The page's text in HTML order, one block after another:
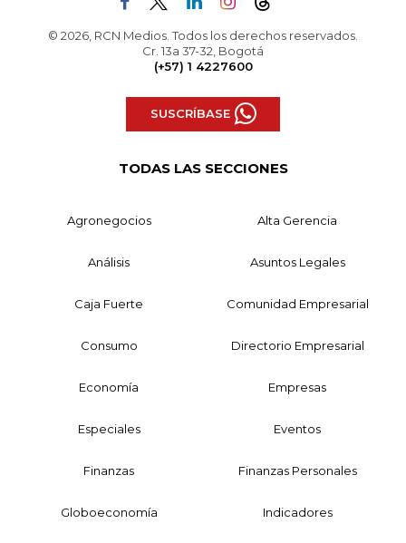
© 2026, RCN Medios. Todos los derechos reservados.
Cr. 13a 37-32, Bogotá
(+57) 1 4227600
SUSCRÍBASE
TODAS LAS SECCIONES
Agronegocios Alta Gerencia
Análisis Asuntos Legales
Caja Fuerte Comunidad Empresarial
Consumo Directorio Empresarial
Economía Empresas
Especiales Eventos
Finanzas Finanzas Personales
Globoeconomía Indicadores